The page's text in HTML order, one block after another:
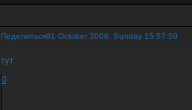
Поделиться01 October 2006, Sunday 15:57:50
тут
0